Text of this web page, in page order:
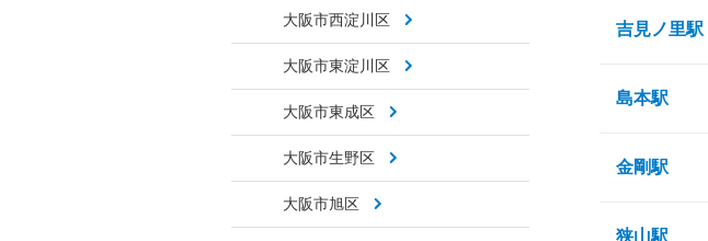
大阪市西淀川区
大阪市東淀川区
大阪市東成区
大阪市生野区
大阪市旭区
吉見ノ里駅
島本駅
金剛駅
狭山駅